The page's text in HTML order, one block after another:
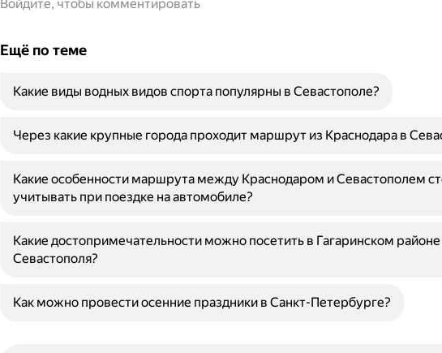
Войдите, чтобы комментировать
Ещё по теме
Какие виды водных видов спорта популярны в Севастополе?
Через какие крупные города проходит маршрут из Краснодара в
Какие особенности маршрута между Краснодаром и Севастополем
учитывать при поездке на автомобиле?
Какие достопримечательности можно посетить в Гагаринском районе
Севастополя?
Как можно провести осенние праздники в Санкт-Петербурге?